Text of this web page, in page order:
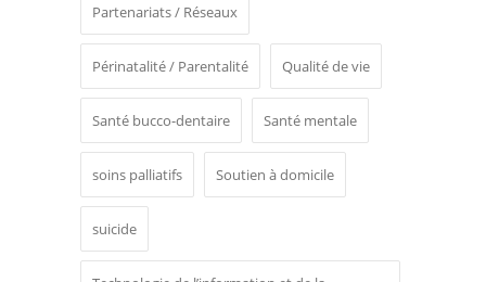
Partenariats / Réseaux
Périnatalité / Parentalité Qualité de vie
Santé bucco-dentaire Santé mentale
soins palliatifs Soutien à domicile
suicide